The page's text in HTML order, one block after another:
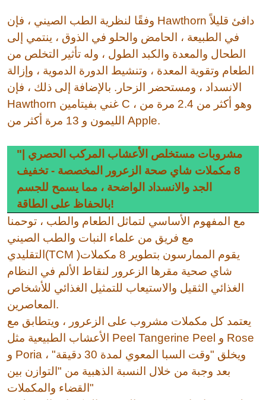
وفقًا لنظرية الطب الصيني ، فإن Hawthorn دافئ قليلاً
في الطبيعة ، الحامض والحلو في الذوق ، ينتمي إلى
الطحال والمعدة والكبد الطول ، وله تأثير التخلص من
الطعام وتقوية المعدة ، وتنشيط الدورة الدموية ، وإزالة
الانسداد ، ومستحضر الزحار. بالإضافة إلى ذلك ، فإن
Hawthorn غني بفيتامين C ، وهو أكثر من 2.4 مرة من
الليمون و 13 مرة أكثر من Apple.
"مشروبات مستخلص الأعشاب المركب الحصري |
8 مكملات شاي صحة الزعرور المخصصة - تخفيف
الجد والانسداد الواضحة ، مما يسمح للجسم
بالحفاظ على الطاقة!
مع المفهوم الأساسي لتماثل الطعام والطب ، توحمنا
مع فريق من علماء النبات والطب الصيني
التقليدي(TCM )يقوم الممارسون بتطوير 8 مكملات
شاي صحية مقرها الزعرور لنقاط الألم في النظام
الغذائي الثقيل والاستيعاب للتمثيل الغذائي للأشخاص
المعاصرين.
يعتمد كل مكملات مشروب على الزعرور ، ويتطابق مع
الأعشاب الطبيعية مثل Peel Tangerine Peel و Rose
و Poria ، ويخلق "وقت السبا المعوي لمدة 30 دقيقة"
بعد وجبة من خلال النسبة الذهبية من "التوازن بين
القضاء والمكملات"